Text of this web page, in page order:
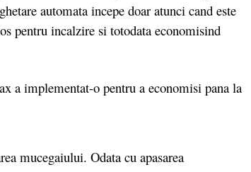
automata incepe doar atunci cand este
pentru incalzire si totodata economisind
a implementat-o pentru a economisi pana la
mucegaiului. Odata cu apasarea